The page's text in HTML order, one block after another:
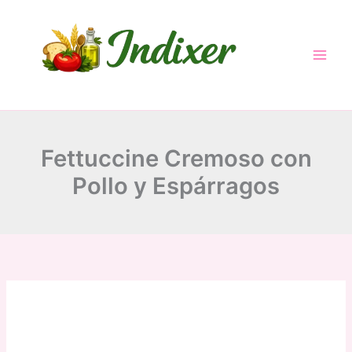
Fettuccine Cremoso con
Pollo y Espárragos